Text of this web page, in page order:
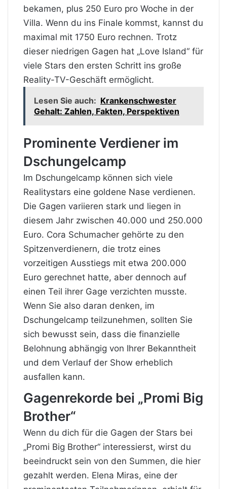
bekamen, plus 250 Euro pro Woche in der
Villa. Wenn du ins Finale kommst, kannst du
maximal mit 1750 Euro rechnen. Trotz
dieser niedrigen Gagen hat „Love Island“ für
viele Stars den ersten Schritt ins große
Reality-TV-Geschäft ermöglicht.
Lesen Sie auch: Krankenschwester
Gehalt: Zahlen, Fakten, Perspektiven
Prominente Verdiener im
Dschungelcamp
Im Dschungelcamp können sich viele
Realitystars eine goldene Nase verdienen.
Die Gagen variieren stark und liegen in
diesem Jahr zwischen 40.000 und 250.000
Euro. Cora Schumacher gehörte zu den
Spitzenverdienern, die trotz eines
vorzeitigen Ausstiegs mit etwa 200.000
Euro gerechnet hatte, aber dennoch auf
einen Teil ihrer Gage verzichten musste.
Wenn Sie also daran denken, im
Dschungelcamp teilzunehmen, sollten Sie
sich bewusst sein, dass die finanzielle
Belohnung abhängig von Ihrer Bekanntheit
und dem Verlauf der Show erheblich
ausfallen kann.
Gagenrekorde bei „Promi Big
Brother“
Wenn du dich für die Gagen der Stars bei
„Promi Big Brother“ interessierst, wirst du
beeindruckt sein von den Summen, die hier
gezahlt werden. Elena Miras, eine der